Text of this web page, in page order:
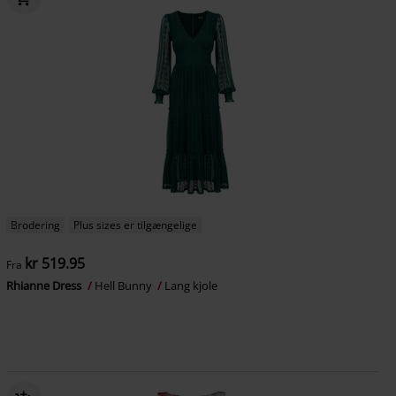
Brodering Plus sizes er tilgængelige
Fra kr 519.95
Rhianne Dress Hell Bunny Lang kjole